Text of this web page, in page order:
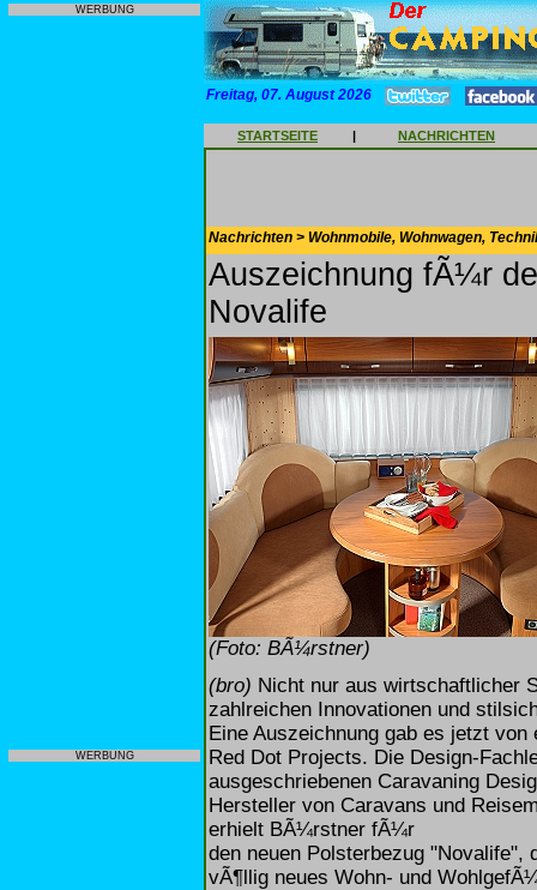
WERBUNG
WERBUNG
Freitag, 07. August 2026
STARTSEITE | NACHRICHTEN
Nachrichten > Wohnmobile, Wohnwagen,
Auszeichnung fÃ¼r
Novalife
(Foto: BÃ¼rstner)
(bro) Nicht nur aus wirtschaftlicher
zahlreichen Innovationen und
Eine Auszeichnung gab es jetzt
Red Dot Projects. Die Design-
ausgeschriebenen Caravaning
Hersteller von Caravans und
erhielt BÃ¼rstner fÃ¼r
den neuen Polsterbezug "Novalife",
vÃ¶llig neues Wohn- und